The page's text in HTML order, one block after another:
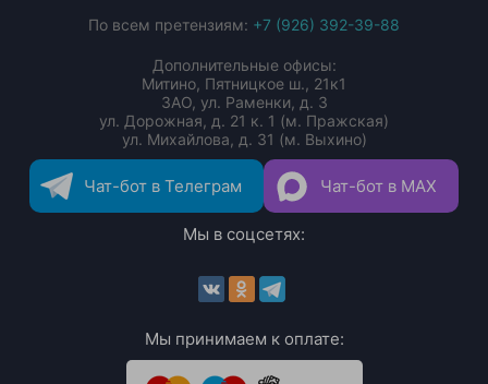
По всем претензиям: +7 (926) 392-39-88
Дополнительные офисы:
Митино, Пятницкое ш., 21к1
ЗАО, ул. Раменки, д. 3
ул. Дорожная, д. 21 к. 1 (м. Пражская)
ул. Михайлова, д. 31 (м. Выхино)
Чат-бот в Телеграм Чат-бот в MAX
Мы в соцсетях:
Мы принимаем к оплате: